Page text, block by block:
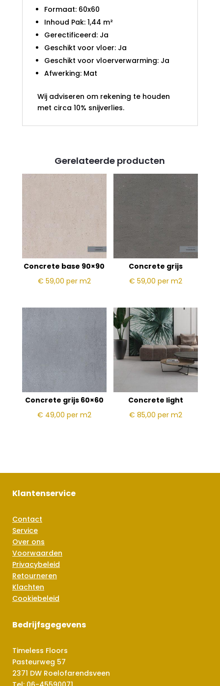
Formaat: 60x60
Inhoud Pak: 1,44 m²
Gerectificeerd: Ja
Geschikt voor vloer: Ja
Geschikt voor vloerverwarming: Ja
Afwerking: Mat
Wij adviseren om rekening te houden
met circa 10% snijverlies.
Gerelateerde producten
Concrete base 90×90
€ 59,00 per m2
Concrete grijs
€ 59,00per m2
Concrete grijs 60×60
€ 49,00 per m2
Concrete light
€ 85,00per m2
Klantenservice
Contact
Service
Over ons
Voorwaarden
Privacybeleid
Retourneren
Klachten
Cookiebeleid
Bedrijfsgegevens
Timeless Floors
Pasteurweg 57
2371 DW Roelofarendsveen